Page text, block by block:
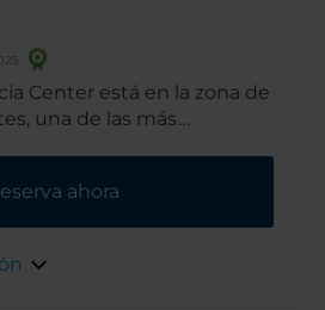
Center está en la zona de
una de las más
parque, un cine y el
de Arte Moderno.
ahora